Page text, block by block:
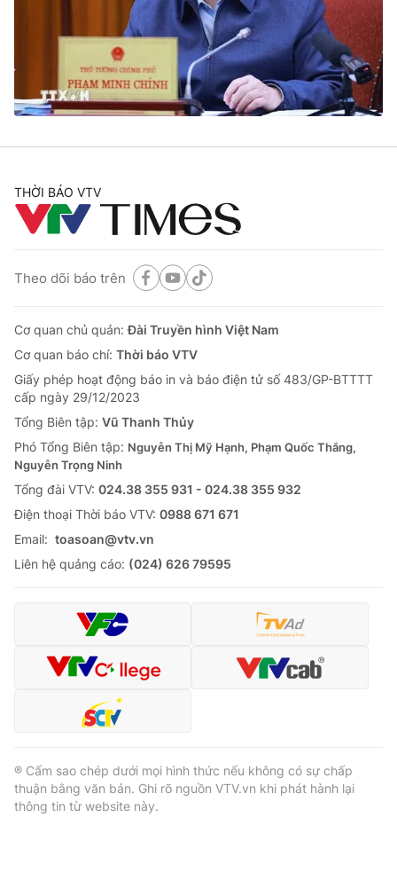
THỜI BÁO VTV
Theo dõi báo trên
Cơ quan chủ quản:Đài Truyền hình Việt Nam
Cơ quan báo chí: Thời báo VTV
Giấy phép hoạt động báo in và báo điện tử số 483/GP-BTTTT
cấp ngày 29/12/2023
Tổng Biên tập: Vũ Thanh Thủy
Phó Tổng Biên tập: Nguyễn Thị Mỹ Hạnh, Phạm Quốc Thắng,
Nguyễn Trọng Ninh
Tổng đài VTV: 024.38 355 931 - 024.38 355 932
Ðiện thoại Thời báo VTV: 0988 671 671
Email: toasoan@vtv.vn
Liên hệ quảng cáo: (024) 626 79595
® Cấm sao chép dưới mọi hình thức nếu không có sự chấp
thuận bằng văn bản. Ghi rõ nguồn VTV.vn khi phát hành lại
thông tin từ website này.